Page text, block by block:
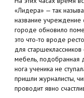
«Лидера» — так
название
городе обновило
это что-то вроде
для
мебель, подобранная
нога ученика не
пришли журналисты,
проводит явно